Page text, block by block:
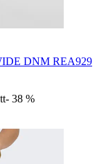
DNM REA929
- 38 %